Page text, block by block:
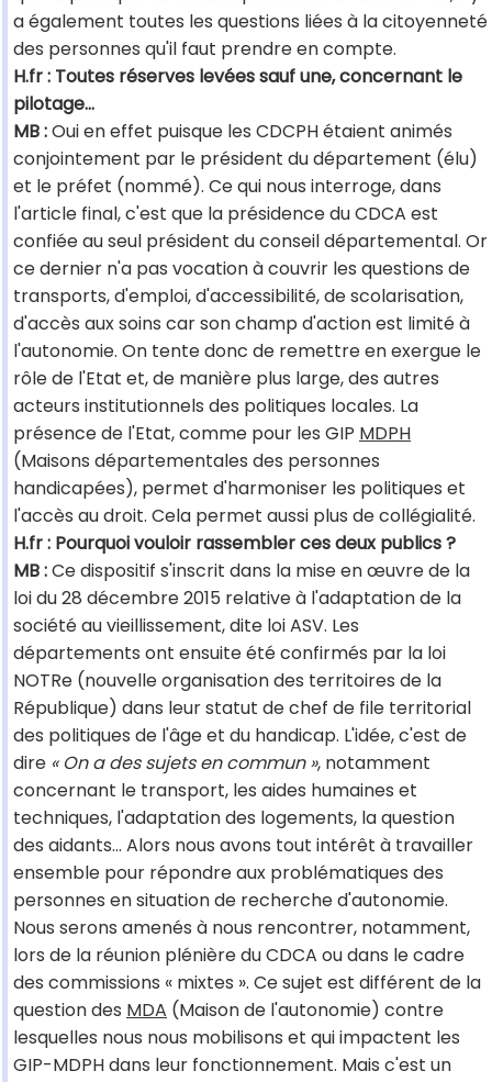
a également toutes les questions liées à la citoyenneté
des personnes qu'il faut prendre en compte.
H.fr : Toutes réserves levées sauf une, concernant le
pilotage…
MB :Oui en effet puisque les CDCPH étaient animés
conjointement par le président du département (élu)
et le préfet (nommé). Ce qui nous interroge, dans
l'article final, c'est que la présidence du CDCA est
confiée au seul président du conseil départemental. Or
ce dernier n'a pas vocation à couvrir les questions de
transports, d'emploi, d'accessibilité, de scolarisation,
d'accès aux soins car son champ d'action est limité à
l'autonomie. On tente donc de remettre en exergue le
rôle de l'Etat et, de manière plus large, des autres
acteurs institutionnels des politiques locales. La
présence de l'Etat, comme pour les GIP MDPH
(Maisons départementales des personnes
handicapées), permet d'harmoniser les politiques et
l'accès au droit. Cela permet aussi plus de collégialité.
H.fr : Pourquoi vouloir rassembler ces deux publics ?
MB :Ce dispositif s'inscrit dans la mise en œuvre de la
loi du 28 décembre 2015 relative à l'adaptation de la
société au vieillissement, dite loi ASV. Les
départements ont ensuite été confirmés par la loi
NOTRe (nouvelle organisation des territoires de la
République) dans leur statut de chef de file territorial
des politiques de l'âge et du handicap. L'idée, c'est de
dire « On a des sujets en commun », notamment
concernant le transport, les aides humaines et
techniques, l'adaptation des logements, la question
des aidants… Alors nous avons tout intérêt à travailler
ensemble pour répondre aux problématiques des
personnes en situation de recherche d'autonomie.
Nous serons amenés à nous rencontrer, notamment,
lors de la réunion plénière du CDCA ou dans le cadre
des commissions « mixtes ». Ce sujet est différent de la
question des MDA (Maison de l'autonomie) contre
lesquelles nous nous mobilisons et qui impactent les
GIP-MDPH dans leur fonctionnement. Mais c'est un